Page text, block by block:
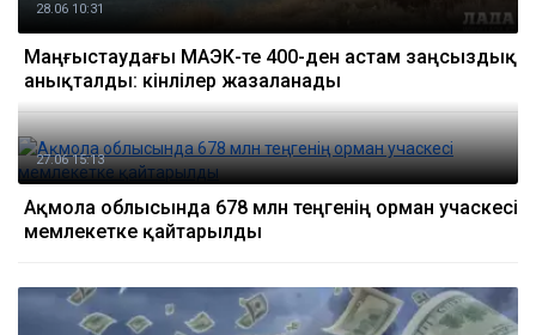
28.06 10:31
Маңғыстаудағы МАЭК-те 400-ден астам заңсыздық
анықталды: кінәлілер жазаланады
27.06 15:13
Ақмола облысында 678 млн теңгенің орман учаскесі
мемлекетке қайтарылды